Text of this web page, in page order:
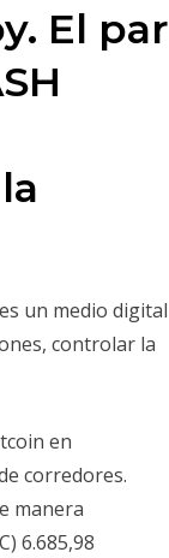
El par
un medio digital
controlar la
en
corredores.
manera
6.685,98